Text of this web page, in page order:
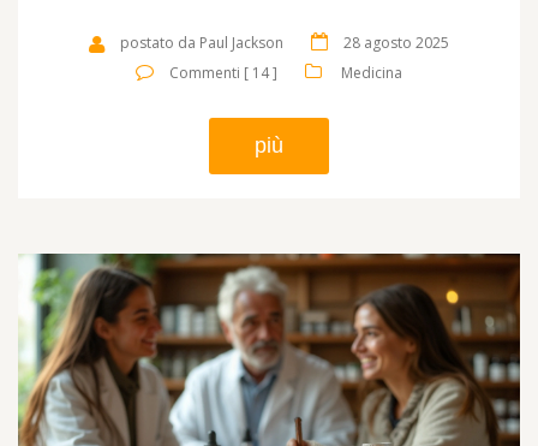
postato da Paul Jackson
28 agosto 2025
Commenti [ 14 ]
Medicina
più